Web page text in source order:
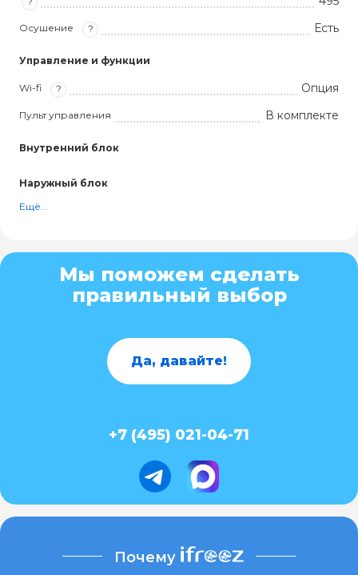
Осушение ? Есть
Управление и функции
Wi-fi ? Опция
Пульт управления В комплекте
Внутренний блок
Наружный блок
Ещё...
Мы поможем сделать
правильный выбор
Да, давайте!
+7 (495) 021-04-71
Почему